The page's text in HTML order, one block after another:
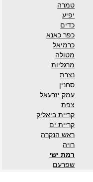
טמרה
יפיע
כדים
כפר כאנא
כרמיאל
מטולה
מרגליות
נצרת
סחנין
עמק יזרעאל
צפת
קריית ביאליק
קריית ים
ראש הנקרה
רויה
רמת ישי
שפרעם